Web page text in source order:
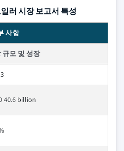
러 시장 보고서 특성
사항
규모 및 성장
40.6 billion